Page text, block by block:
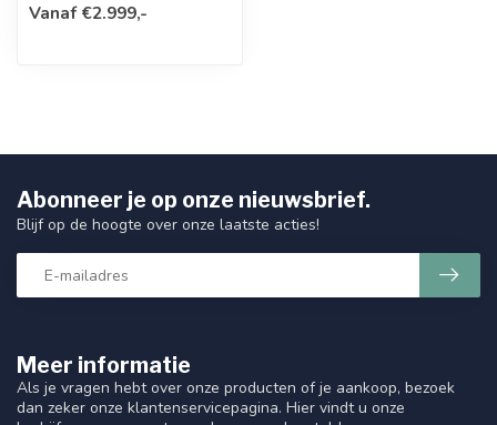
fiets, in geheel nieuw d...
Vanaf €2.999,-
Meer informatie
Als je vragen hebt over onze producten of je aankoop, bezoek
dan zeker onze klantenservicepagina. Hier vindt u onze
Abonneer je op onze nieuwsbrief.
Blijf op de hoogte over onze laatste acties!